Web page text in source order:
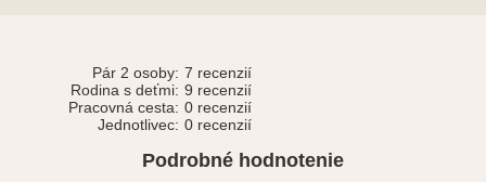
Pár 2 osoby: 7 recenzií
Rodina s deťmi: 9 recenzií
Pracovná cesta: 0 recenzií
Jednotlivec: 0 recenzií
Podrobné hodnotenie